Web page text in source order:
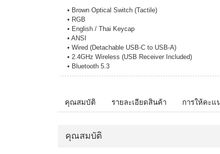
• Brown Optical Switch (Tactile)
• RGB
• English / Thai Keycap
• ANSI
• Wired (Detachable USB-C to USB-A)
• 2.4GHz Wireless (USB Receiver Included)
• Bluetooth 5.3
คุณสมบัติ รายละเอียดสินค้า การให้คะแ
คุณสมบัติ